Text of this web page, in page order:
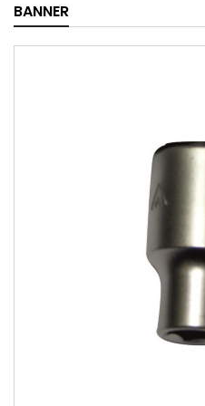
BANNER